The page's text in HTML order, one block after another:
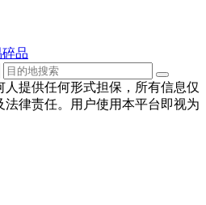
品
提供任何形式担保，所有信息仅
律责任。用户使用本平台即视为